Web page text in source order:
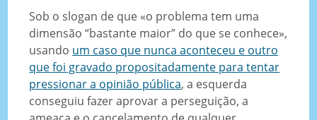
Sob o slogan de que «o problema tem uma
dimensão “bastante maior” do que se conhece»,
usando um caso que nunca aconteceu e outro
que foi gravado propositadamente para tentar
pressionar a opinião pública, a esquerda
conseguiu fazer aprovar a perseguição, a